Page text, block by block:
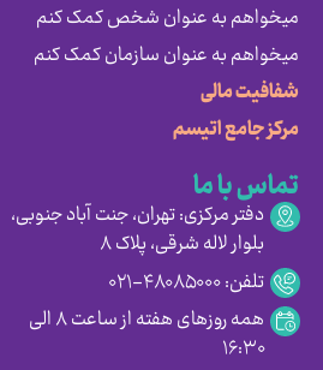
میخواهم به عنوان شخص کمک کنم
میخواهم به عنوان سازمان کمک کنم
شفافیت مالی
مرکز جامع اتیسم
تماس با ما
دفتر مرکزی: تهران، جنت آباد جنوبی،
بلوار لاله شرقی، پلاک ۸
تلفن: ۴۸۰۸۵۰۰۰-۰۲۱
همه روزهای هفته از ساعت ۸ الی
۱۶:۳۰